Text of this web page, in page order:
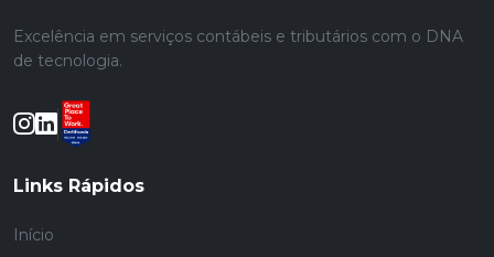
Excelência em serviços contábeis e tributários com o DNA
de tecnologia.
Links Rápidos
Início